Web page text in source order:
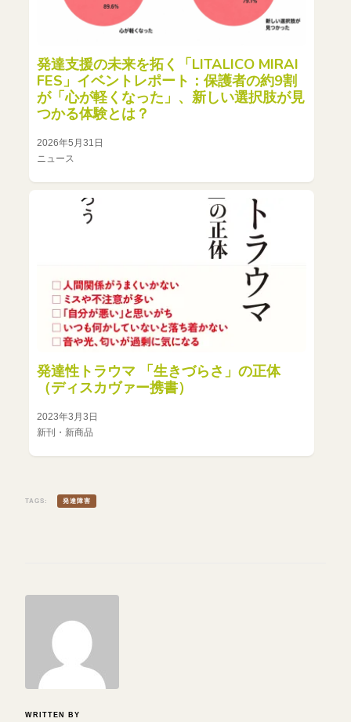
発達支援の未来を拓く「LITALICO MIRAI
FES」イベントレポート：保護者の約9割
が「心が軽くなった」、新しい選択肢が見
つかる体験とは？
2026年5月31日
ニュース
発達性トラウマ 「生きづらさ」の正体
（ディスカヴァー携書）
2023年3月3日
新刊・新商品
TAGS: 発達障害
WRITTEN BY